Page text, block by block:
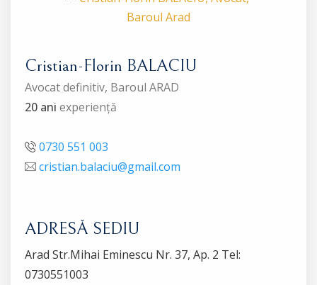
Cristian-Florin BALACIU
Avocat definitiv, Baroul ARAD
20 ani experiență
0730 551 003
cristian.balaciu@gmail.com
ADRESĂ SEDIU
Arad Str.Mihai Eminescu Nr. 37, Ap. 2 Tel:
0730551003